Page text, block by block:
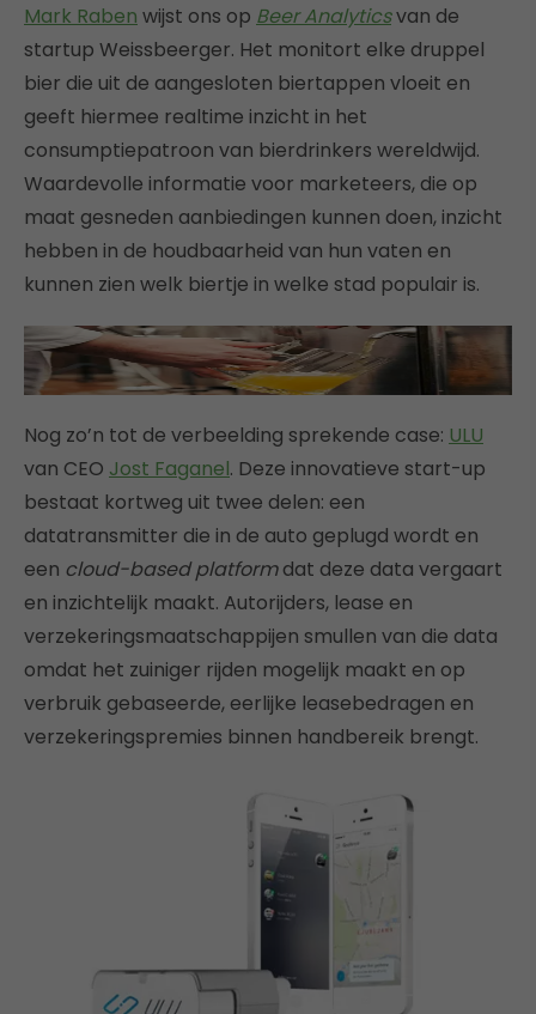
Mark Raben wijst ons op Beer Analyticsvan de
startup Weissbeerger. Het monitort elke druppel
bier die uit de aangesloten biertappen vloeit en
geeft hiermee realtime inzicht in het
consumptiepatroon van bierdrinkers wereldwijd.
Waardevolle informatie voor marketeers, die op
maat gesneden aanbiedingen kunnen doen, inzicht
hebben in de houdbaarheid van hun vaten en
kunnen zien welk biertje in welke stad populair is.
Nog zo’n tot de verbeelding sprekende case: ULU
van CEO Jost Faganel. Deze innovatieve start-up
bestaat kortweg uit twee delen: een
datatransmitter die in de auto geplugd wordt en
een cloud-based platformdat deze data vergaart
en inzichtelijk maakt. Autorijders, lease en
verzekeringsmaatschappijen smullen van die data
omdat het zuiniger rijden mogelijk maakt en op
verbruik gebaseerde, eerlijke leasebedragen en
verzekeringspremies binnen handbereik brengt.